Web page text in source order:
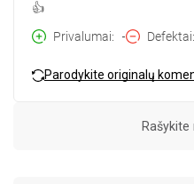
👍
Privalumai
- Defektai
Parodykite originalų